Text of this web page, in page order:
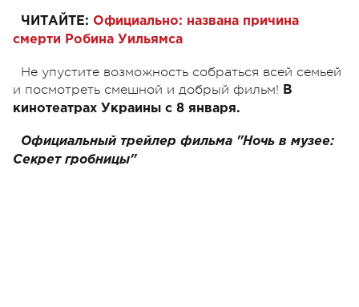
ЧИТАЙТЕ: Официально: названа причина
смерти Робина Уильямса
Не упустите возможность собраться всей семьей
и посмотреть смешной и добрый фильм! В
кинотеатрах Украины с 8 января.
Официальный трейлер фильма "Ночь в музее:
Cекрет гробницы"